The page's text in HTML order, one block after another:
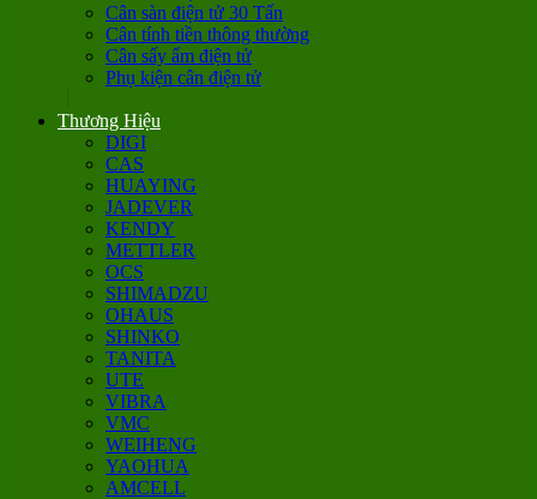
Cân sàn điện tử 30 Tấn
Cân tính tiền thông thường
Cân sấy ẩm điện tử
Phụ kiện cân điện tử
Thương Hiệu
DIGI
CAS
HUAYING
JADEVER
KENDY
METTLER
OCS
SHIMADZU
OHAUS
SHINKO
TANITA
UTE
VIBRA
VMC
WEIHENG
YAOHUA
AMCELL